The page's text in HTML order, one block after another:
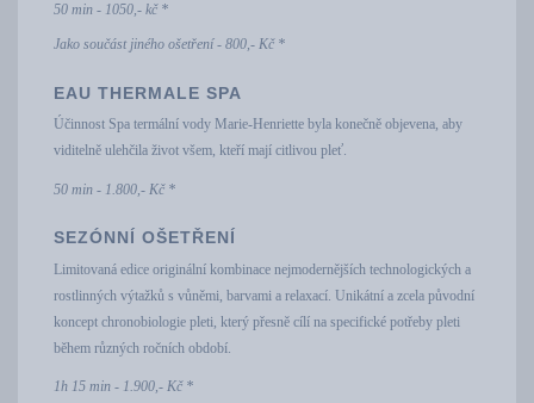
50 min - 1050,- kč *
Jako součást jiného ošetření - 800,- Kč *
EAU THERMALE SPA
Účinnost Spa termální vody Marie-Henriette byla konečně objevena, aby
viditelně ulehčila život všem, kteří mají citlivou pleť.
50 min - 1.800,- Kč *
SEZÓNNÍ OŠETŘENÍ
Limitovaná edice originální kombinace nejmodernějších technologických a
rostlinných výtažků s vůněmi, barvami a relaxací. Unikátní a zcela původní
koncept chronobiologie pleti, který přesně cílí na specifické potřeby pleti
během různých ročních období.
1h 15 min - 1.900,- Kč *